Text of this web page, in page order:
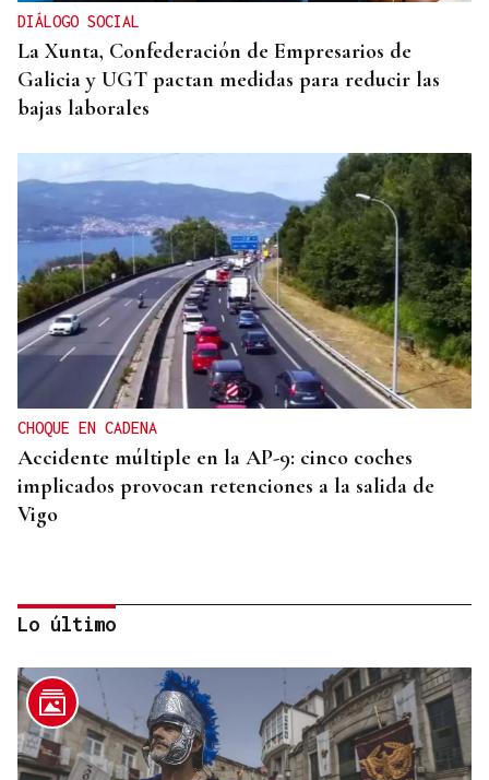
DIÁLOGO SOCIAL
La Xunta, Confederación de Empresarios de
Galicia y UGT pactan medidas para reducir las
bajas laborales
CHOQUE EN CADENA
Accidente múltiple en la AP-9: cinco coches
implicados provocan retenciones a la salida de
Vigo
Lo último